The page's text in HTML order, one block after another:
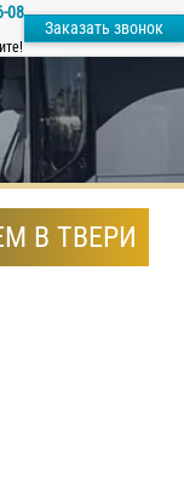
08
Заказать звонок
В ТВЕРИ